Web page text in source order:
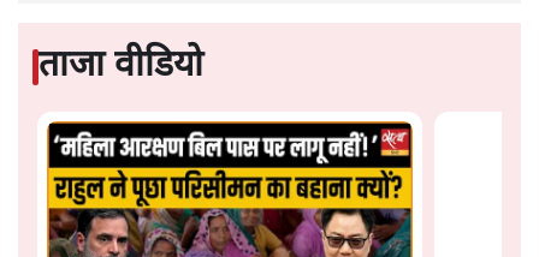
सत्य हिन्दी ऐपडाउनलोड
पवन उप्रेती